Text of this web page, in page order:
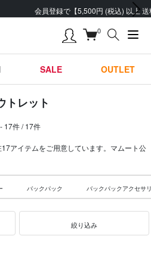
円 (税込) 以上 送料無料】
次の画像
0
SALE OUTLET
トレット
17件 / 17件
アイテムをご用意しています。マムート公
バックパック バックパックアクセサ
絞り込み